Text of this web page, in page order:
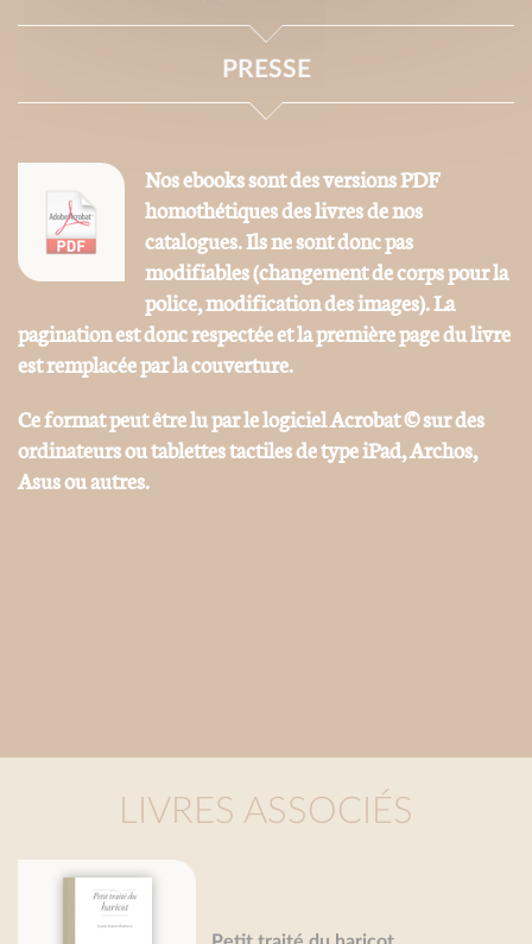
PRESSE
Nos ebooks sont des versions PDF
homothétiques des livres de nos
catalogues. Ils ne sont donc pas
modifiables (changement de corps pour la
police, modification des images). La
pagination est donc respectée et la première page du livre
est remplacée par la couverture.
Ce format peut être lu par le logiciel Acrobat © sur des
ordinateurs ou tablettes tactiles de type iPad, Archos,
Asus ou autres.
LIVRES ASSOCIÉS